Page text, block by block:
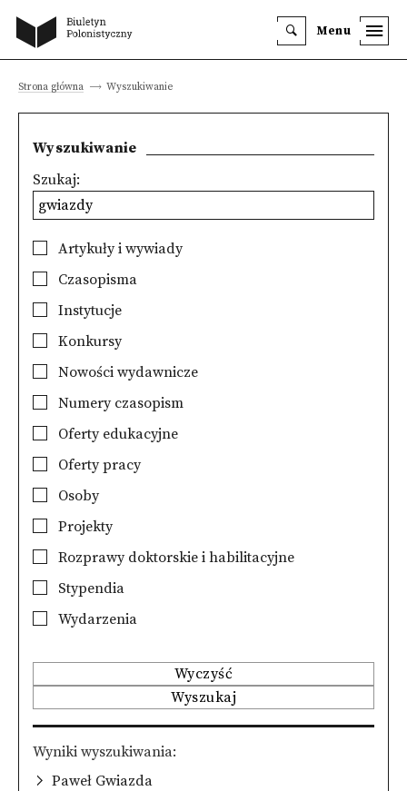
Menu
Strona główna Wyszukiwanie
Wyszukiwanie
Szukaj:
Artykuły i wywiady
Czasopisma
Instytucje
Konkursy
Nowości wydawnicze
Numery czasopism
Oferty edukacyjne
Oferty pracy
Osoby
Projekty
Rozprawy doktorskie i habilitacyjne
Stypendia
Wydarzenia
Wyczyść
Wyszukaj
Wyniki wyszukiwania
Paweł Gwiazda